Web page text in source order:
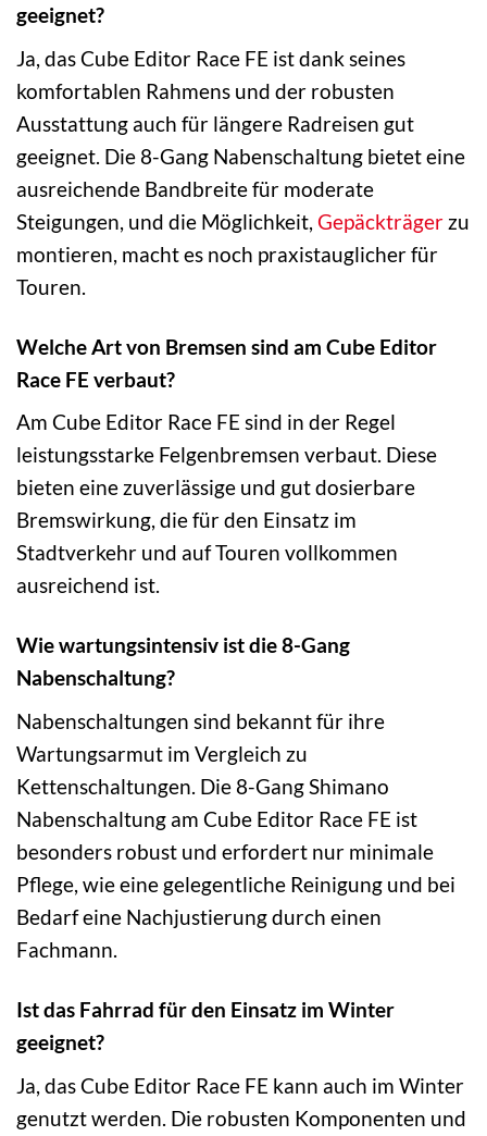
geeignet?
Ja, das Cube Editor Race FE ist dank seines
komfortablen Rahmens und der robusten
Ausstattung auch für längere Radreisen gut
geeignet. Die 8-Gang Nabenschaltung bietet eine
ausreichende Bandbreite für moderate
Steigungen, und die Möglichkeit, Gepäckträger zu
montieren, macht es noch praxistauglicher für
Touren.
Welche Art von Bremsen sind am Cube Editor
Race FE verbaut?
Am Cube Editor Race FE sind in der Regel
leistungsstarke Felgenbremsen verbaut. Diese
bieten eine zuverlässige und gut dosierbare
Bremswirkung, die für den Einsatz im
Stadtverkehr und auf Touren vollkommen
ausreichend ist.
Wie wartungsintensiv ist die 8-Gang
Nabenschaltung?
Nabenschaltungen sind bekannt für ihre
Wartungsarmut im Vergleich zu
Kettenschaltungen. Die 8-Gang Shimano
Nabenschaltung am Cube Editor Race FE ist
besonders robust und erfordert nur minimale
Pflege, wie eine gelegentliche Reinigung und bei
Bedarf eine Nachjustierung durch einen
Fachmann.
Ist das Fahrrad für den Einsatz im Winter
geeignet?
Ja, das Cube Editor Race FE kann auch im Winter
genutzt werden. Die robusten Komponenten und